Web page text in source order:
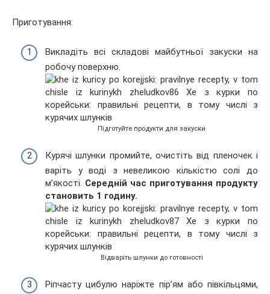
Приготування:
Викладіть всі складові майбутньої закуски на
робочу поверхню.
Підготуйте продукти для закуски
Курячі шлунки промийте, очистіть від пленочек і
варіть у воді з невеликою кількістю солі до
м’якості. Середній час приготування продукту
становить 1 годину.
Відваріть шлунки до готовності
Ріпчасту цибулю наріжте пір’ям або півкільцями,